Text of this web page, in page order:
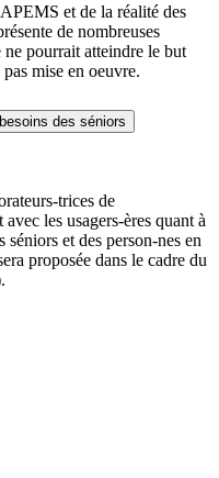
et de la réalité des
de nombreuses
pourrait atteindre le but
mise en oeuvre.
des séniors
trices de
les usagers-ères quant à
séniors et des person-nes en
proposée dans le cadre du